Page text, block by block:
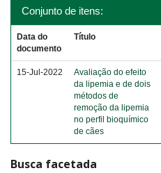
Conjunto de itens:
Data do
documento
Título
15-Jul-2022
Avaliação do efeito
da lipemia e de dois
métodos de
remoção da lipemia
no perfil bioquímico
de cães
Busca facetada